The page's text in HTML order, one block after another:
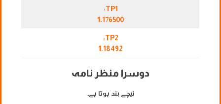
TP1:
1.1 76500
TP2:
1.18492
دوسرا منظر نامہ
نیچے بند ہوتا ہے۔: